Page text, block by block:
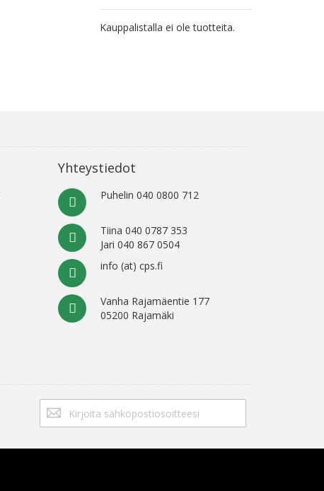
Kauppalistalla ei ole tuotteita.
Yhteystiedot
Puhelin 040 0800 712
Tiina 040 0787 353
Jari 040 867 0504
info (at) cps.fi
Vanha Rajamäentie 177
05200 Rajamäki
Tilaa
uutiskirje: